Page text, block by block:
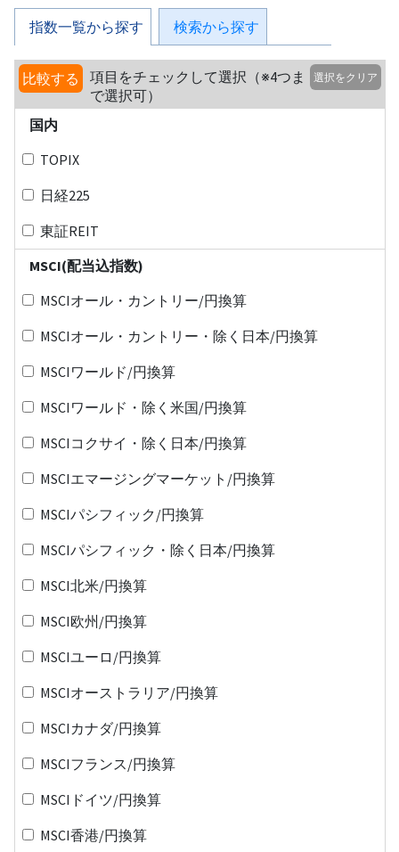
指数一覧から探す 検索から探す
比較する
項目をチェックして選択（※4つま
で選択可）
選択をクリア
国内
TOPIX
日経225
東証REIT
MSCI(配当込指数)
MSCIオール・カントリー/円換算
MSCIオール・カントリー・除く日本/円換算
MSCIワールド/円換算
MSCIワールド・除く米国/円換算
MSCIコクサイ・除く日本/円換算
MSCIエマージングマーケット/円換算
MSCIパシフィック/円換算
MSCIパシフィック・除く日本/円換算
MSCI北米/円換算
MSCI欧州/円換算
MSCIユーロ/円換算
MSCIオーストラリア/円換算
MSCIカナダ/円換算
MSCIフランス/円換算
MSCIドイツ/円換算
MSCI香港/円換算